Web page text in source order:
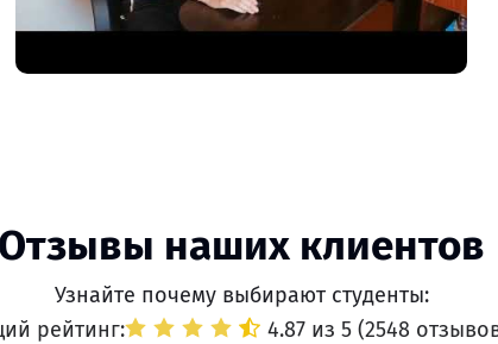
Отзывы наших клиентов
Узнайте почему выбирают студенты:
рейтинг:
4.87 из 5 (2548